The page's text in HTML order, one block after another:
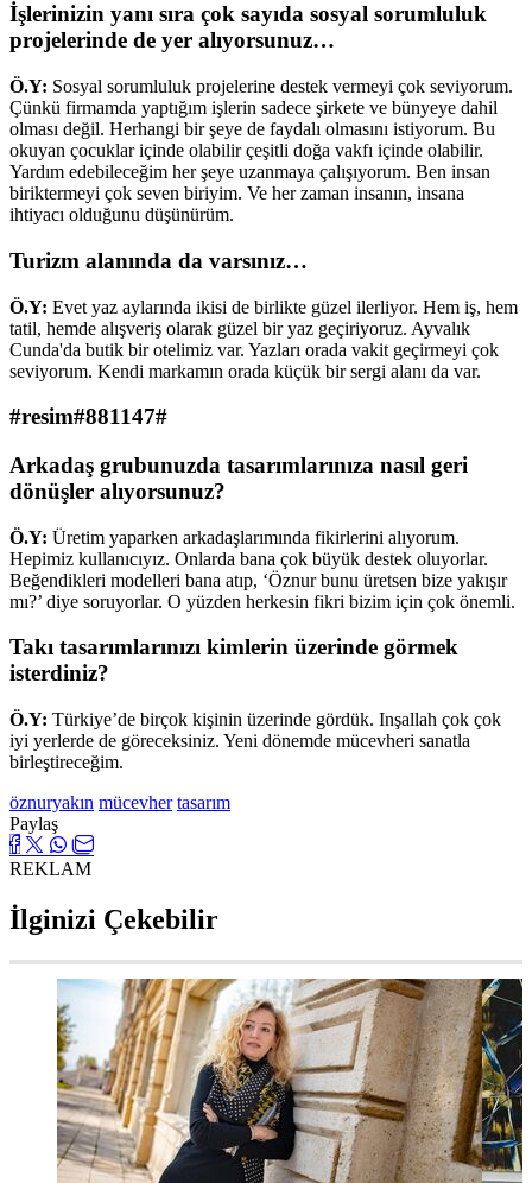
İşlerinizin yanı sıra çok sayıda sosyal sorumluluk
projelerinde de yer alıyorsunuz…
Ö.Y: Sosyal sorumluluk projelerine destek vermeyi çok seviyorum.
Çünkü firmamda yaptığım işlerin sadece şirkete ve bünyeye dahil
olması değil. Herhangi bir şeye de faydalı olmasını istiyorum. Bu
okuyan çocuklar içinde olabilir çeşitli doğa vakfı içinde olabilir.
Yardım edebileceğim her şeye uzanmaya çalışıyorum. Ben insan
biriktermeyi çok seven biriyim. Ve her zaman insanın, insana
ihtiyacı olduğunu düşünürüm.
Turizm alanında da varsınız…
Ö.Y: Evet yaz aylarında ikisi de birlikte güzel ilerliyor. Hem iş, hem
tatil, hemde alışveriş olarak güzel bir yaz geçiriyoruz. Ayvalık
Cunda'da butik bir otelimiz var. Yazları orada vakit geçirmeyi çok
seviyorum. Kendi markamın orada küçük bir sergi alanı da var.
#resim#881147#
Arkadaş grubunuzda tasarımlarınıza nasıl geri
dönüşler alıyorsunuz?
Ö.Y: Üretim yaparken arkadaşlarımında fikirlerini alıyorum.
Hepimiz kullanıcıyız. Onlarda bana çok büyük destek oluyorlar.
Beğendikleri modelleri bana atıp, ‘Öznur bunu üretsen bize yakışır
mı?’ diye soruyorlar. O yüzden herkesin fikri bizim için çok önemli.
Takı tasarımlarınızı kimlerin üzerinde görmek
isterdiniz?
Ö.Y: Türkiye’de birçok kişinin üzerinde gördük. Inşallah çok çok
iyi yerlerde de göreceksiniz. Yeni dönemde mücevheri sanatla
birleştireceğim.
öznuryakın mücevher tasarım
Paylaş
REKLAM
İlginizi Çekebilir